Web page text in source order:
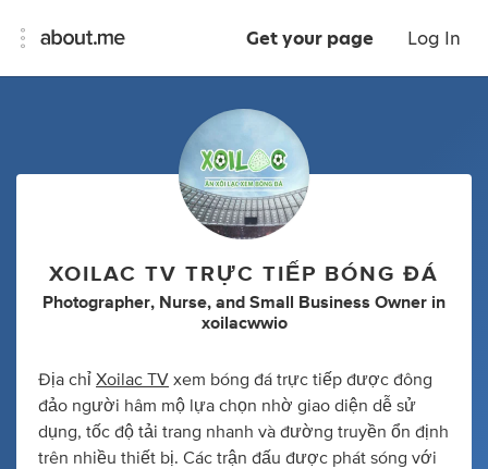
Get your page Log In
XOILAC TV TRỰC TIẾP BÓNG ĐÁ
Photographer, Nurse, and Small Business Owner in
xoilacwwio
Địa chỉ Xoilac TV xem bóng đá trực tiếp được đông
đảo người hâm mộ lựa chọn nhờ giao diện dễ sử
dụng, tốc độ tải trang nhanh và đường truyền ổn định
trên nhiều thiết bị. Các trận đấu được phát sóng với